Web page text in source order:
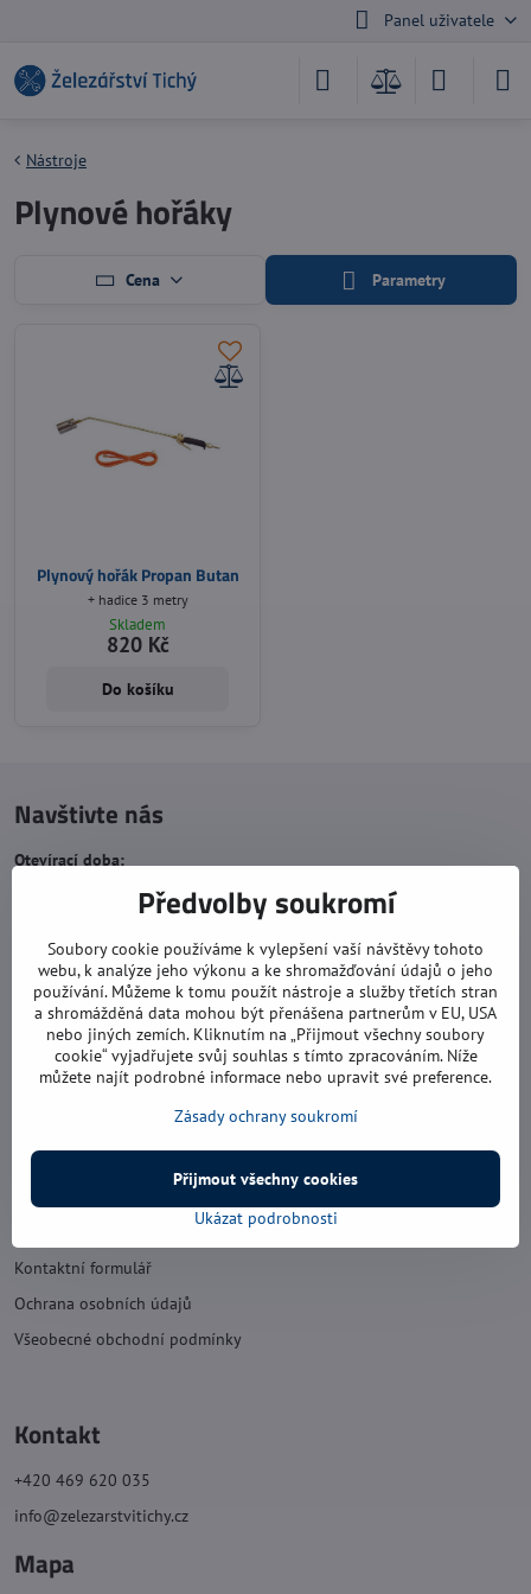
Panel uživatele
Nástroje
Plynové hořáky
Cena Parametry
Plynový hořák Propan Butan
+ hadice 3 metry
Skladem
820 Kč
Do košíku
Navštivte nás
Otevírací doba:
pondělí: 8:00 - 16:00
středa: 8:00 - 16:00
čtvrtek: 8:00 - 17:00
pátek: 8:00 - 16:00
sobota: 8:00 - 11:30
Kontaktní formulář
Ochrana osobních údajů
Všeobecné obchodní podmínky
Kontakt
+420 469 620 035
info@zelezarstvitichy.cz
Mapa
Předvolby soukromí
Soubory cookie používáme k vylepšení vaší návštěvy tohoto
webu, k analýze jeho výkonu a ke shromažďování údajů o jeho
používání. Můžeme k tomu použít nástroje a služby třetích stran
a shromážděná data mohou být přenášena partnerům v EU, USA
nebo jiných zemích. Kliknutím na „Přijmout všechny soubory
cookie“ vyjadřujete svůj souhlas s tímto zpracováním. Níže
můžete najít podrobné informace nebo upravit své preference.
Zásady ochrany soukromí
Ukázat podrobnosti
Přijmout všechny cookies